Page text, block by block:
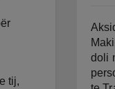
tij,
doli